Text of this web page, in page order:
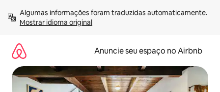
para
Mostrar idioma original
Anuncie seu espaço no Airbnb